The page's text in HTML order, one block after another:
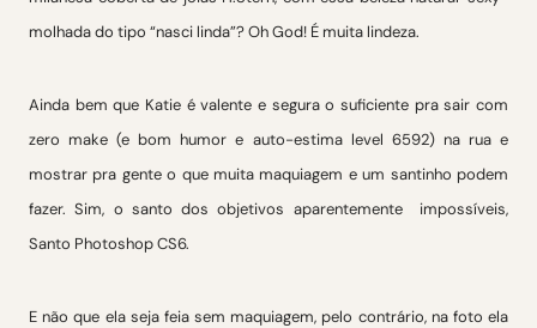
molhada do tipo “nasci linda”? Oh God! É muita lindeza.
Ainda bem que Katie é valente e segura o suficiente pra sair com
zero make (e bom humor e auto-estima level 6592) na rua e
mostrar pra gente o que muita maquiagem e um santinho podem
fazer. Sim, o santo dos objetivos aparentemente impossíveis,
Santo Photoshop CS6.
E não que ela seja feia sem maquiagem, pelo contrário, na foto ela